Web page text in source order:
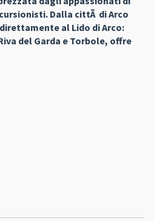
Dalla cittÃ di Arco
al Lido di Arco:
del Garda e Torbole, offre